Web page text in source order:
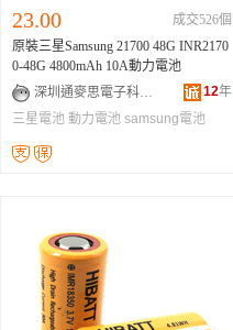
23.00
成交526個
原裝三星Samsung 21700 48G INR2170
0-48G 4800mAh 10A動力電池
深圳通麥思電子科技有限公司
12年
三星電池 動力電池 samsung電池